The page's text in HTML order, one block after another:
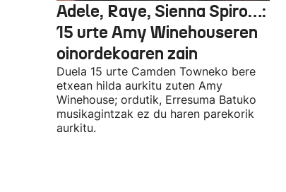
Adele, Raye, Sienna Spiro…:
15 urte Amy Winehouseren
oinordekoaren zain
Duela 15 urte Camden Towneko bere
etxean hilda aurkitu zuten Amy
Winehouse; ordutik, Erresuma Batuko
musikagintzak ez du haren parekorik
aurkitu.